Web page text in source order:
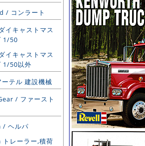
/ コンラート
イキャストマス
1/50
イキャストマス
1/50以外
テル 建設機械
/ ファースト
/ ヘルパ
レーラー,積荷